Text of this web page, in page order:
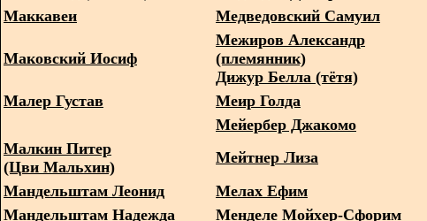
Маккавеи
Медведовский Самуил
Маковский Иосиф
Межиров Александр
(племянник)
Дижур Белла (тётя)
Малер Густав Меир Голда
Мейербер Джакомо
Малкин Питер
(Цви Мальхин)
Мейтнер Лиза
Мандельштам Леонид
Мелах Ефим
Мандельштам Надежда
Менделе Мойхер-Сфорим